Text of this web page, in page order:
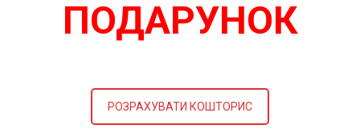
ПОДАРУНОК
РОЗРАХУВАТИ КОШТОРИС